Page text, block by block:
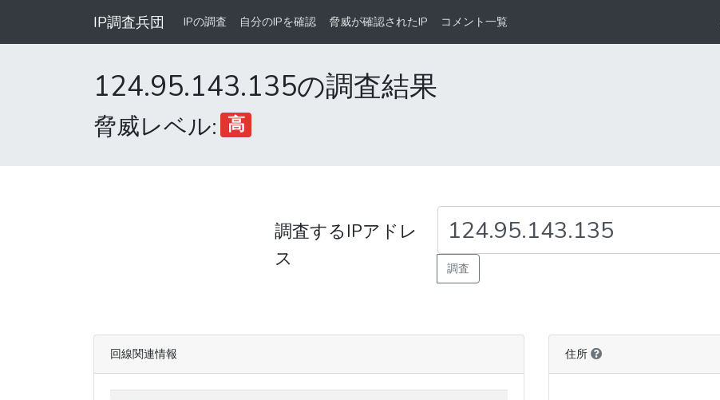
IP調査兵団 IPの調査 自分のIPを確認 脅威が確認されたIP コメント一覧
124.95.143.135の調査結果
脅威レベル: 高
調査するIPアドレ
ス
調査
回線関連情報 住所